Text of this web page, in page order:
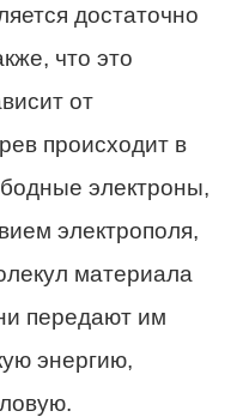
достаточно
что это
от
происходит в
электроны,
электрополя,
материала
передают им
энергию,